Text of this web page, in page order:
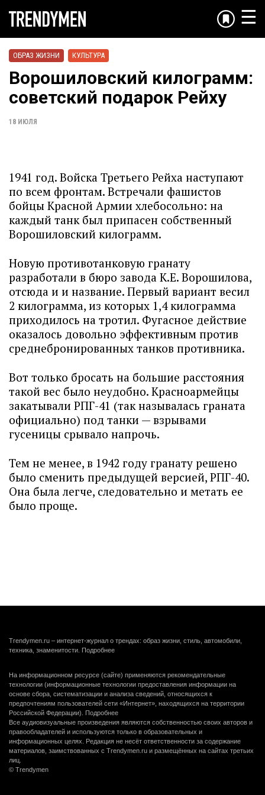
☰
ОБРАЗ ЖИЗНИ КУЛЬТУРА
Ворошиловский килограмм:
советский подарок Рейху
18 ИЮЛЯ
1941 год. Войска Третьего Рейха наступают
по всем фронтам. Встречали фашистов
бойцы Красной Армии хлебосольно: на
каждый танк был припасен собственный
Ворошиловский килограмм.
Новую противотанковую гранату
разработали в бюро завода К.Е. Ворошилова,
отсюда и и название. Первый вариант весил
2 килограмма, из которых 1,4 килограмма
приходилось на тротил. Фугасное действие
оказалось довольно эффективным против
среднебронированных танков противника.
Вот только бросать на большие расстояния
такой вес было неудобно. Красноармейцы
закатывали РПГ-41 (так называлась граната
официально) под танки — взрывами
гусеницы срывало напрочь.
Тем не менее, в 1942 году гранату решено
было сменить предыдущей версией, РПГ-40.
Она была легче, следовательно и метать ее
было проще.
Trendymen.ru – интернет-журнал о трендах: образ жизни, стиль, автомобили,
техника, знаменитости. Подробнее
На информационном ресурсе (сайте) применяются рекомендательные
технологии (информационные технологии предоставления информации на
основе сбора, систематизации и анализа сведений, относящихся к
предпочтениям пользователей сети «Интернет», находящихся на территории
Российской Федерации). Подробнее
Все аудиовизуальные произведения являются собственностью своих авторов и
правообладателей и используются только в образовательных и
информационных целях. Редакция не несёт ответственности за содержание
материалов, заимствованных с Trendymen.ru и размещённых на сайтах третьих
лиц.
© Trendymen